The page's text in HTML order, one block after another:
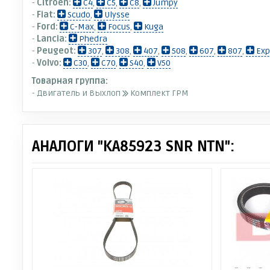
- Citroen: C4, C5, C8,
Jumpy
- Fiat: Scudo,
Ulysse
- Ford: C-Max, Focus,
Kuga
- Lancia:
Phedra
- Peugeot: 307, 308, 407, 508, 607, 807,
- Volvo: C30, C70, S40,
V50
Товарная группа:
- Двигатель и Выхлоп
Комплект ГРМ
АНАЛОГИ "KA85923 SNR NTN":